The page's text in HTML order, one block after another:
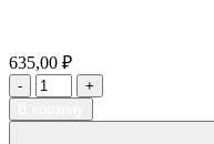
635,00 ₽